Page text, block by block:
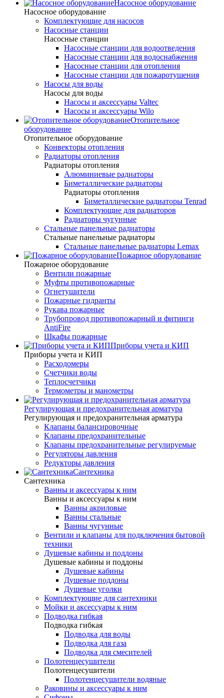
Насосное оборудование
Насосное оборудование
Комплектующие для насосов
Насосные станции
Насосные станции
Насосные станции для водоотведения
Насосные станции для водоснабжения
Насосные станции для отопления
Насосные станции для пожаротушения
Насосы для воды
Насосы для воды
Насосы и аксессуары Valtec
Насосы и аксессуары Wilo
Отопительное
оборудование
Отопительное оборудование
Конвекторы отопления
Радиаторы отопления
Радиаторы отопления
Алюминиевые радиаторы
Биметаллические радиаторы
Радиаторы отопления
Биметаллические радиаторы Tenrad
Комплектующие для радиаторов
Радиаторы чугунные
Стальные панельные радиаторы
Стальные панельные радиаторы
Стальные панельные радиаторы Lemax
Пожарное оборудование
Пожарное оборудование
Вентили пожарные
Муфты противопожарные
Огнетушители
Пожарные гидранты
Рукава пожарные
Трубопровод противопожарный и фитинги
AntiFire
Шкафы пожарные
Приборы учета и КИП
Приборы учета и КИП
Расходомеры
Счетчики воды
Теплосчетчики
Термометры и манометры
Регулирующая и предохранительная арматура
Регулирующая и предохранительная арматура
Клапаны балансировочные
Клапаны предохранительные
Клапаны предохранительные регулируемые
Регуляторы давления
Редукторы давления
Сантехника
Сантехника
Ванны и аксессуары к ним
Ванны и аксессуары к ним
Ванны акриловые
Ванны стальные
Ванны чугунные
Вентили и клапаны для подключения бытовой
техники
Душевые кабины и поддоны
Душевые кабины и поддоны
Душевые кабины
Душевые поддоны
Душевые уголки
Комплектующие для сантехники
Мойки и аксессуары к ним
Подводка гибкая
Подводка гибкая
Подводка для воды
Подводка для газа
Подводка для смесителей
Полотенцесушители
Полотенцесушители
Полотенцесушители водяные
Раковины и аксессуары к ним